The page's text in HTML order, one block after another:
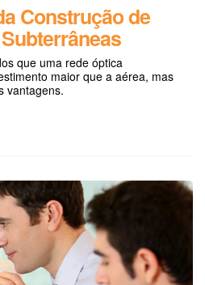
Construção de
que uma rede óptica
maior que a aérea, mas
vantagens.